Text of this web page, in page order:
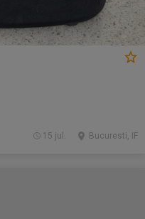
Bucuresti, IF
15 jul.